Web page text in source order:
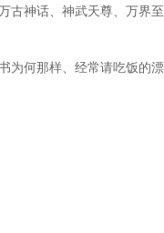
神话、神武天尊、万界
何那样、经常请吃饭的